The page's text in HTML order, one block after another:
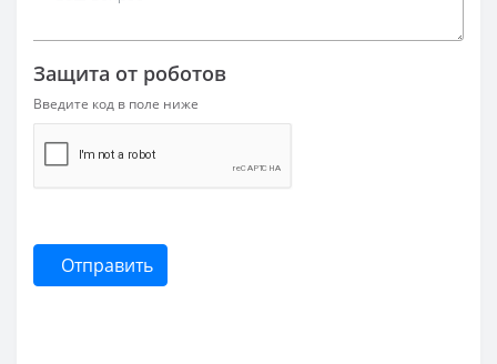
Защита от роботов
Введите код в поле ниже
Отправить